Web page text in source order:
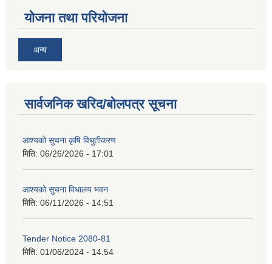
योजना तथा परियोजना
अन्य
सार्वजनिक खरिद/बोलपत्र सूचना
आश्यको सुचना कृषि विधुतीकरण
मिति: 06/26/2026 - 17:01
आश्यको सुचना विधालय भवन
मिति: 06/11/2026 - 14:51
Tender Notice 2080-81
मिति: 01/06/2024 - 14:54